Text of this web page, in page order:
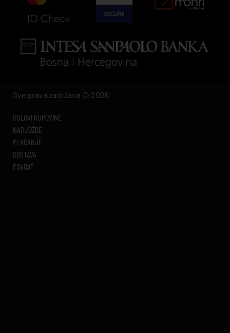
Sva prava zadržana © 2026
USLOVI KUPOVINE
NARUDŽBE
PLAĆANJE
DOSTAVA
POVRAT